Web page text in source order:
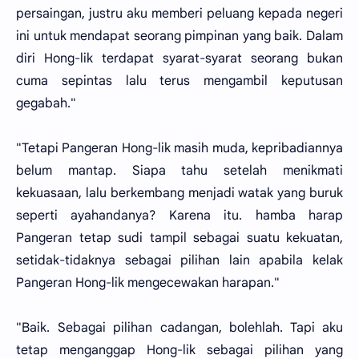
persaingan, justru aku memberi peluang kepada negeri
ini untuk mendapat seorang pimpinan yang baik. Dalam
diri Hong-lik terdapat syarat-syarat seorang bukan
cuma sepintas lalu terus mengambil keputusan
gegabah."
"Tetapi Pangeran Hong-lik masih muda, kepribadiannya
belum mantap. Siapa tahu setelah menikmati
kekuasaan, lalu berkembang menjadi watak yang buruk
seperti ayahandanya? Karena itu. hamba harap
Pangeran tetap sudi tampil sebagai suatu kekuatan,
setidak-tidaknya sebagai pilihan lain apabila kelak
Pangeran Hong-lik mengecewakan harapan."
"Baik. Sebagai pilihan cadangan, bolehlah. Tapi aku
tetap menganggap Hong-lik sebagai pilihan yang